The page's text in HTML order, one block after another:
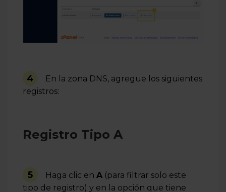
4
En la zona DNS, agregue los siguientes
registros:
Registro Tipo A
5 Haga clic en A (para filtrar solo este
tipo de registro) y en la opción que tiene